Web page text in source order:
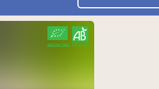
CERTIFIÉ PAR FR-BIO-01
AGRICULTURE FRANCE